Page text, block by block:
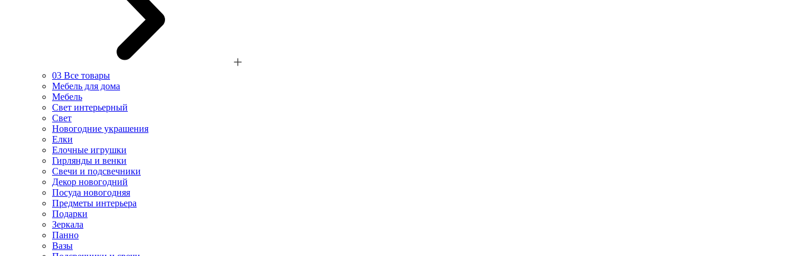
03 Все товары
Мебель для дома
Мебель
Свет интерьерный
Свет
Новогодние украшения
Елки
Елочные игрушки
Гирлянды и венки
Свечи и подсвечники
Декор новогодний
Посуда новогодняя
Предметы интерьера
Подарки
Зеркала
Панно
Вазы